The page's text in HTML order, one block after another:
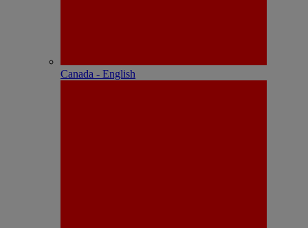
Canada - English